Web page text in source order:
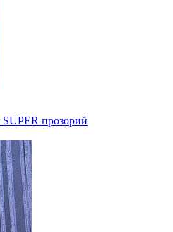
прозорий